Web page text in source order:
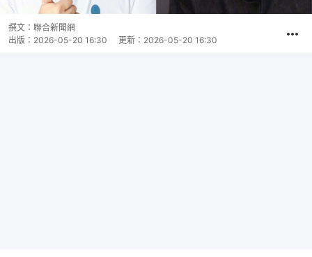
撰文： 聯合新聞網
出版： 2026-05-20 16:30 更新： 2026-05-20 16:30